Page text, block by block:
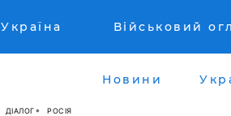
Україна Військовий
Новини
ДІАЛОГ РОСІЯ